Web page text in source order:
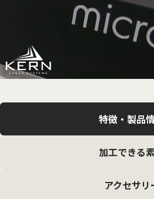
特徴・製品
加工できる
アクセサリ